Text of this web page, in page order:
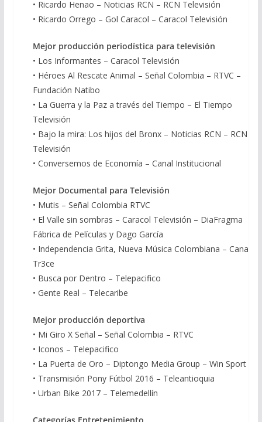
• Ricardo Henao – Noticias RCN – RCN Televisión
• Ricardo Orrego – Gol Caracol – Caracol Televisión
Mejor producción periodística para televisión
• Los Informantes – Caracol Televisión
• Héroes Al Rescate Animal – Señal Colombia – RTVC –
Fundación Natibo
• La Guerra y la Paz a través del Tiempo – El Tiempo
Televisión
• Bajo la mira: Los hijos del Bronx – Noticias RCN – RCN
Televisión
• Conversemos de Economía – Canal Institucional
Mejor Documental para Televisión
• Mutis – Señal Colombia RTVC
• El Valle sin sombras – Caracol Televisión – DiaFragma
Fábrica de Películas y Dago García
• Independencia Grita, Nueva Música Colombiana – Canal
Tr3ce
• Busca por Dentro – Telepacifico
• Gente Real – Telecaribe
Mejor producción deportiva
• Mi Giro X Señal – Señal Colombia – RTVC
• Iconos – Telepacifico
• La Puerta de Oro – Diptongo Media Group – Win Sport
• Transmisión Pony Fútbol 2016 – Teleantioquia
• Urban Bike 2017 – Telemedellín